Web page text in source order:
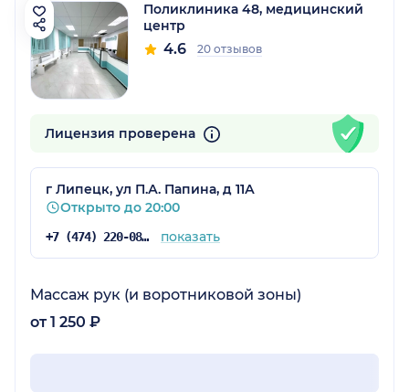
Поликлиника 48, медицинский
центр
4.6 20 отзывов
Лицензия проверена
г Липецк, ул П.А. Папина, д 11А
Открыто до 20:00
+7 (474) 220-08-46 показать
Массаж рук (и воротниковой зоны)
от 1 250 ₽